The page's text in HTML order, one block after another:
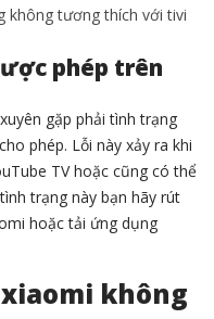
không tương thích với tivi
phép trên
gặp phải tình trạng
phép. Lỗi này xảy ra khi
TV hoặc cũng có thể
trạng này bạn hãy rút
hoặc tải ứng dụng
không